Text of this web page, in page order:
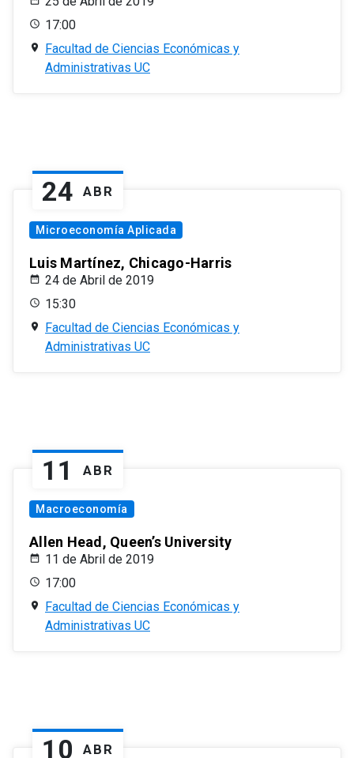
17:00
Facultad de Ciencias Económicas y
Administrativas UC
24 ABR
Microeconomía Aplicada
Luis Martínez, Chicago-Harris
24 de Abril de 2019
15:30
Facultad de Ciencias Económicas y
Administrativas UC
11 ABR
Macroeconomía
Allen Head, Queen’s University
11 de Abril de 2019
17:00
Facultad de Ciencias Económicas y
Administrativas UC
10 ABR